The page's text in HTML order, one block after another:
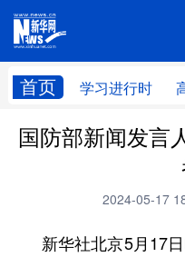
首页 学习进行时
学习进行时 高层
科技 科创
国防部新闻发言
2024-05-17
新华社北京5月17日